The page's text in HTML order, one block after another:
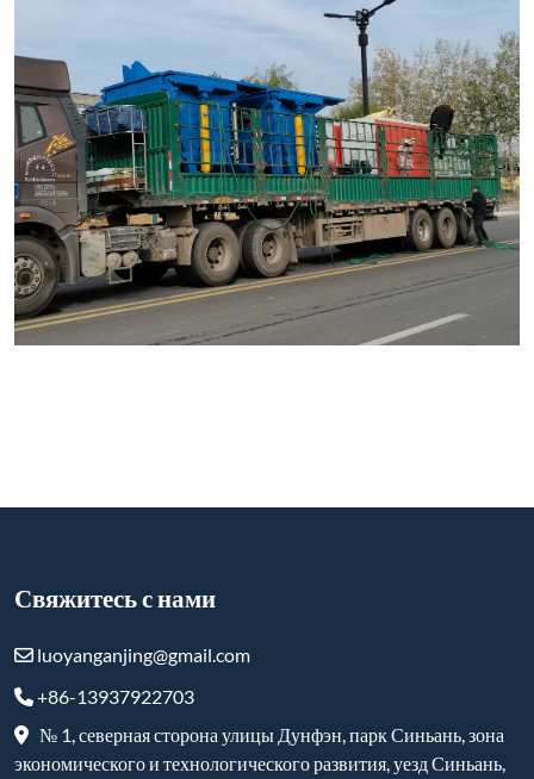
Свяжитесь с нами
luoyanganjing@gmail.com
+86-13937922703
№ 1, северная сторона улицы Дунфэн, парк Синьань, зона
экономического и технологического развития, уезд Синьань,